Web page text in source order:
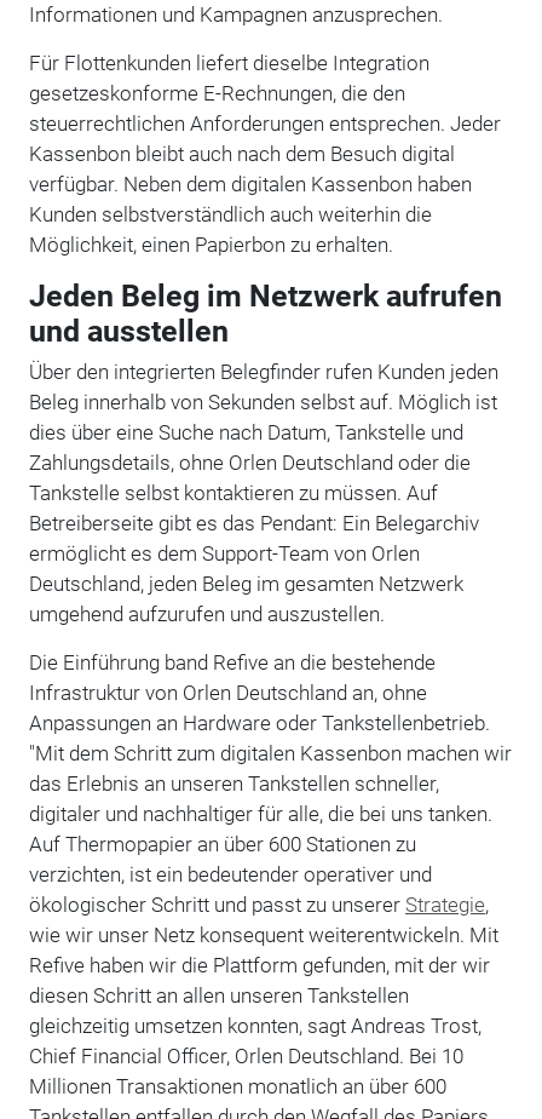
Informationen und Kampagnen anzusprechen.
Für Flottenkunden liefert dieselbe Integration
gesetzeskonforme E-Rechnungen, die den
steuerrechtlichen Anforderungen entsprechen. Jeder
Kassenbon bleibt auch nach dem Besuch digital
verfügbar. Neben dem digitalen Kassenbon haben
Kunden selbstverständlich auch weiterhin die
Möglichkeit, einen Papierbon zu erhalten.
Jeden Beleg im Netzwerk aufrufen
und ausstellen
Über den integrierten Belegfinder rufen Kunden jeden
Beleg innerhalb von Sekunden selbst auf. Möglich ist
dies über eine Suche nach Datum, Tankstelle und
Zahlungsdetails, ohne Orlen Deutschland oder die
Tankstelle selbst kontaktieren zu müssen. Auf
Betreiberseite gibt es das Pendant: Ein Belegarchiv
ermöglicht es dem Support-Team von Orlen
Deutschland, jeden Beleg im gesamten Netzwerk
umgehend aufzurufen und auszustellen.
Die Einführung band Refive an die bestehende
Infrastruktur von Orlen Deutschland an, ohne
Anpassungen an Hardware oder Tankstellenbetrieb.
"Mit dem Schritt zum digitalen Kassenbon machen wir
das Erlebnis an unseren Tankstellen schneller,
digitaler und nachhaltiger für alle, die bei uns tanken.
Auf Thermopapier an über 600 Stationen zu
verzichten, ist ein bedeutender operativer und
ökologischer Schritt und passt zu unserer Strategie,
wie wir unser Netz konsequent weiterentwickeln. Mit
Refive haben wir die Plattform gefunden, mit der wir
diesen Schritt an allen unseren Tankstellen
gleichzeitig umsetzen konnten, sagt Andreas Trost,
Chief Financial Officer, Orlen Deutschland. Bei 10
Millionen Transaktionen monatlich an über 600